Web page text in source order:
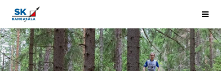
Siirry
sivun
sisältöön
Kangasala SK